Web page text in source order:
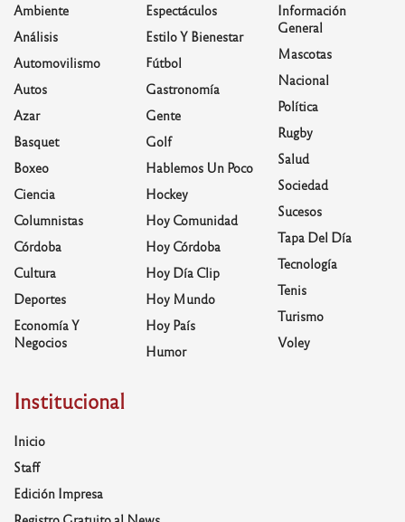
Ambiente
Análisis
Automovilismo
Autos
Azar
Basquet
Boxeo
Ciencia
Columnistas
Córdoba
Cultura
Deportes
Economía Y
Negocios
Espectáculos
Estilo Y Bienestar
Fútbol
Gastronomía
Gente
Golf
Hablemos Un Poco
Hockey
Hoy Comunidad
Hoy Córdoba
Hoy Día Clip
Hoy Mundo
Hoy País
Humor
Información
General
Mascotas
Nacional
Política
Rugby
Salud
Sociedad
Sucesos
Tapa Del Día
Tecnología
Tenis
Turismo
Voley
Institucional
Inicio
Staff
Edición Impresa